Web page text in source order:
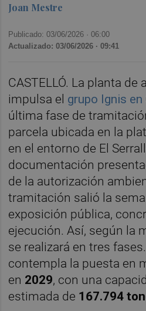
Joan Mestre
Publicado: 03/06/2026 ·06:00
Actualizado: 03/06/2026 · 09:41
CASTELLÓ. La planta
impulsa el grupo Ignis en
última fase de
parcela ubicada en la
en el entorno de El
documentación
de la autorización
tramitación salió la
exposición pública,
ejecución. Así, según la
se realizará en tres
contempla la puesta en
en 2029, con una
estimada de 167.794